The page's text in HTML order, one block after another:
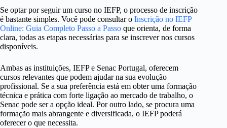
Se optar por seguir um curso no IEFP, o processo de inscrição
é bastante simples. Você pode consultar o Inscrição no IEFP
Online: Guia Completo Passo a Passo que orienta, de forma
clara, todas as etapas necessárias para se inscrever nos cursos
disponíveis.
Ambas as instituições, IEFP e Senac Portugal, oferecem
cursos relevantes que podem ajudar na sua evolução
profissional. Se a sua preferência está em obter uma formação
técnica e prática com forte ligação ao mercado de trabalho, o
Senac pode ser a opção ideal. Por outro lado, se procura uma
formação mais abrangente e diversificada, o IEFP poderá
oferecer o que necessita.